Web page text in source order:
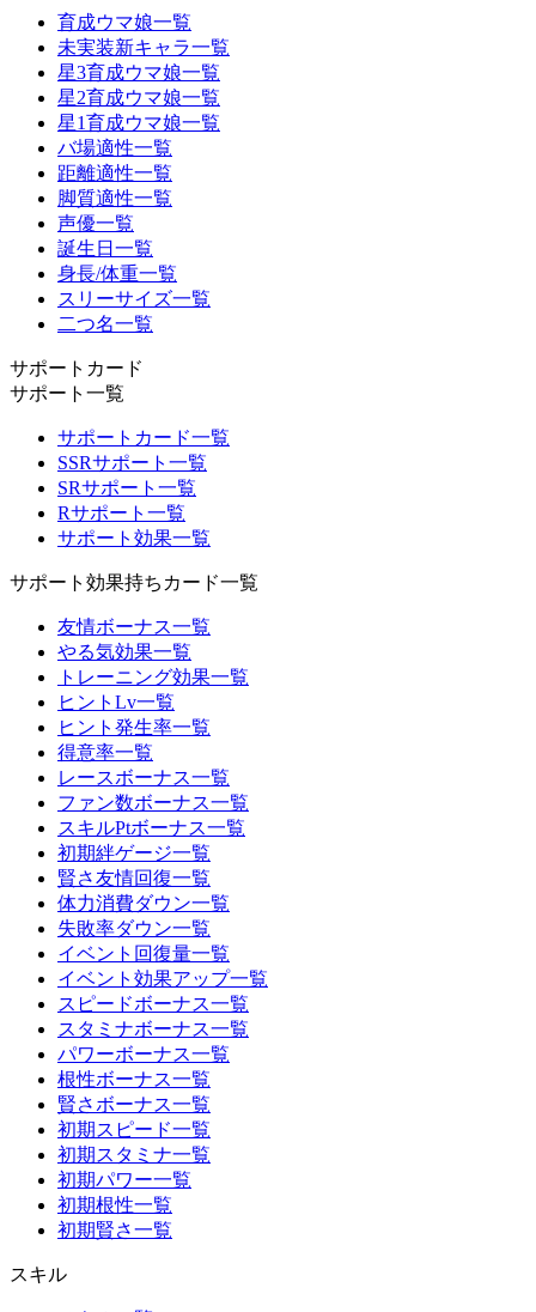
育成ウマ娘一覧
未実装新キャラ一覧
星3育成ウマ娘一覧
星2育成ウマ娘一覧
星1育成ウマ娘一覧
バ場適性一覧
距離適性一覧
脚質適性一覧
声優一覧
誕生日一覧
身長/体重一覧
スリーサイズ一覧
二つ名一覧
サポートカード
サポート一覧
サポートカード一覧
SSRサポート一覧
SRサポート一覧
Rサポート一覧
サポート効果一覧
サポート効果持ちカード一覧
友情ボーナス一覧
やる気効果一覧
トレーニング効果一覧
ヒントLv一覧
ヒント発生率一覧
得意率一覧
レースボーナス一覧
ファン数ボーナス一覧
スキルPtボーナス一覧
初期絆ゲージ一覧
賢さ友情回復一覧
体力消費ダウン一覧
失敗率ダウン一覧
イベント回復量一覧
イベント効果アップ一覧
スピードボーナス一覧
スタミナボーナス一覧
パワーボーナス一覧
根性ボーナス一覧
賢さボーナス一覧
初期スピード一覧
初期スタミナ一覧
初期パワー一覧
初期根性一覧
初期賢さ一覧
スキル